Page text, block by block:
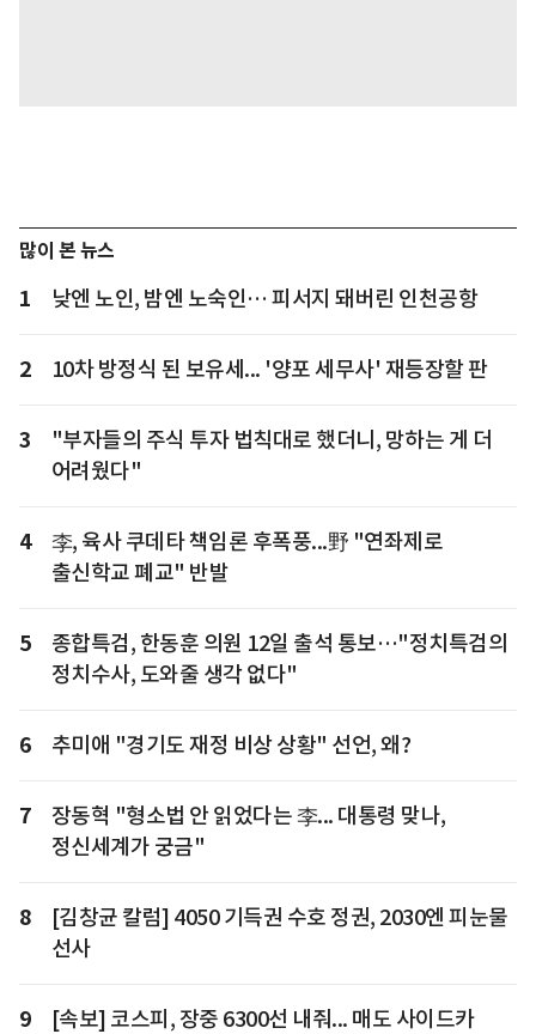
많이 본 뉴스
1 낮엔 노인, 밤엔 노숙인… 피서지 돼버린 인천공항
2 10차 방정식 된 보유세... '양포 세무사' 재등장할 판
3
"부자들의 주식 투자 법칙대로 했더니, 망하는 게 더
어려웠다"
4
李, 육사 쿠데타 책임론 후폭풍...野 "연좌제로
출신학교 폐교" 반발
5
종합특검, 한동훈 의원 12일 출석 통보…"정치특검의
정치수사, 도와줄 생각 없다"
6 추미애 "경기도 재정 비상 상황" 선언, 왜?
7
장동혁 "형소법 안 읽었다는 李... 대통령 맞나,
정신세계가 궁금"
8
[김창균 칼럼] 4050 기득권 수호 정권, 2030엔 피눈물
선사
9
[속보] 코스피, 장중 6300선 내줘... 매도 사이드카